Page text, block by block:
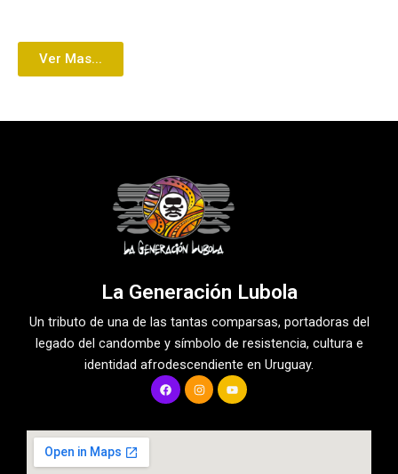
Ver Mas...
La Generación Lubola
Un tributo de una de las tantas comparsas, portadoras del
legado del candombe y símbolo de resistencia, cultura e
identidad afrodescendiente en Uruguay.
F
a
c
I
n
s
Y
o
u